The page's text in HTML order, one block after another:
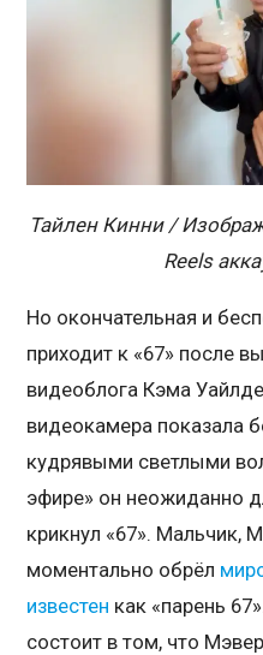
Тайлен Кинни /
Reels
Но окончательная и
приходит к «67» после
видеоблога Кэма
видеокамера показала
кудрявыми светлыми
эфире» он неожиданно
крикнул «67». Мальчик,
моментально обрёл
известен как «парень
состоит в том, что